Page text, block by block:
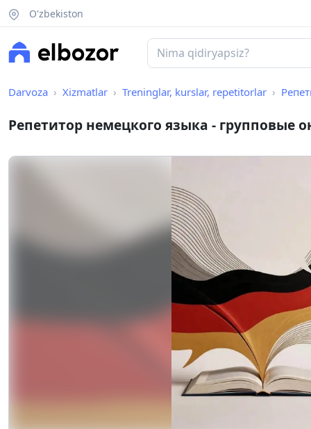
O'zbekiston
Darvoza Xizmatlar Treninglar, kurslar, repetitorlar
Репетитор немецкого языка - групповые